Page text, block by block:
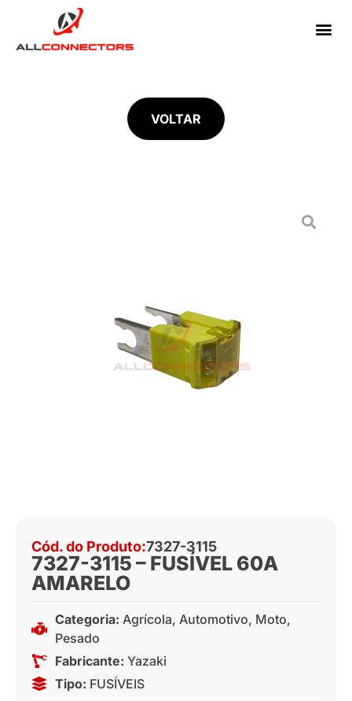
VOLTAR
Cód. do Produto:7327-3115
7327-3115 – FUSÍVEL 60A
AMARELO
Categoria: Agrícola, Automotivo, Moto,
Pesado
Fabricante: Yazaki
Tipo: FUSÍVEIS